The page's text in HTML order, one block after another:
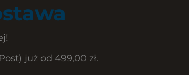
już od 499,00 zł.